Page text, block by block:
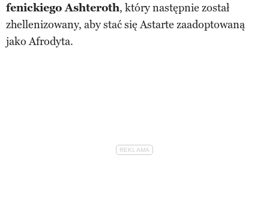
fenickiego Ashteroth, który następnie został
zhellenizowany, aby stać się Astarte zaadoptowaną
jako Afrodyta.